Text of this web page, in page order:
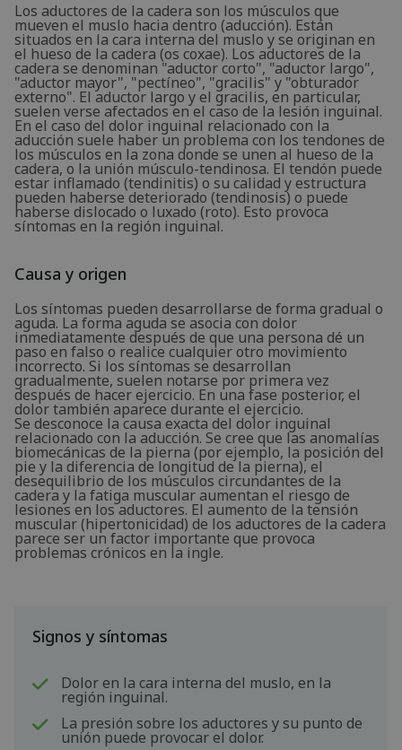
Los aductores de la cadera son los músculos que
mueven el muslo hacia dentro (aducción). Están
situados en la cara interna del muslo y se originan en
el hueso de la cadera (os coxae). Los aductores de la
cadera se denominan "aductor corto", "aductor largo",
"aductor mayor", "pectíneo", "gracilis" y "obturador
externo". El aductor largo y el gracilis, en particular,
suelen verse afectados en el caso de la lesión inguinal.
En el caso del dolor inguinal relacionado con la
aducción suele haber un problema con los tendones de
los músculos en la zona donde se unen al hueso de la
cadera, o la unión músculo-tendinosa. El tendón puede
estar inflamado (tendinitis) o su calidad y estructura
pueden haberse deteriorado (tendinosis) o puede
haberse dislocado o luxado (roto). Esto provoca
síntomas en la región inguinal.
Causa y origen
Los síntomas pueden desarrollarse de forma gradual o
aguda. La forma aguda se asocia con dolor
inmediatamente después de que una persona dé un
paso en falso o realice cualquier otro movimiento
incorrecto. Si los síntomas se desarrollan
gradualmente, suelen notarse por primera vez
después de hacer ejercicio. En una fase posterior, el
dolor también aparece durante el ejercicio.
Se desconoce la causa exacta del dolor inguinal
relacionado con la aducción. Se cree que las anomalías
biomecánicas de la pierna (por ejemplo, la posición del
pie y la diferencia de longitud de la pierna), el
desequilibrio de los músculos circundantes de la
cadera y la fatiga muscular aumentan el riesgo de
lesiones en los aductores. El aumento de la tensión
muscular (hipertonicidad) de los aductores de la cadera
parece ser un factor importante que provoca
problemas crónicos en la ingle.
Signos y síntomas
Dolor en la cara interna del muslo, en la
región inguinal.
La presión sobre los aductores y su punto de
unión puede provocar el dolor.